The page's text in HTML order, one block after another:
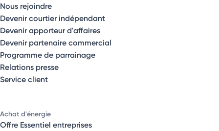
Nous rejoindre
Devenir courtier indépendant
Devenir apporteur d'affaires
Devenir partenaire commercial
Programme de parrainage
Relations presse
Service client
Achat d'énergie
Offre Essentiel entreprises